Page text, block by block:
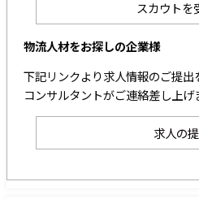
スカウトを
物流人材をお探しの企業様
下記リンクより求人情報のご提
コンサルタントがご連絡差し上げ
求人の